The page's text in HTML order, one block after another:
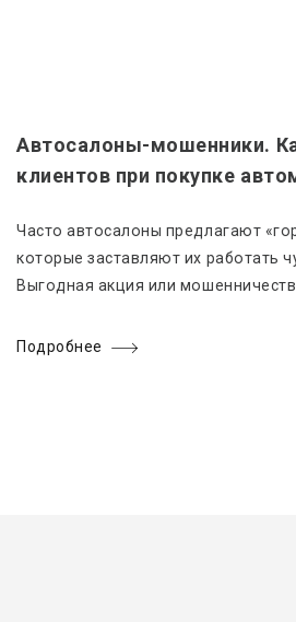
Автосалоны-мошенники.
клиентов при покупке
Часто автосалоны предлагают
которые заставляют их работать
Выгодная акция или
Подробнее